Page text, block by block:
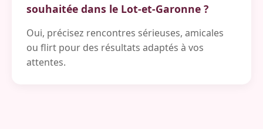
souhaitée dans le Lot-et-Garonne ?
Oui, précisez rencontres sérieuses, amicales
ou flirt pour des résultats adaptés à vos
attentes.